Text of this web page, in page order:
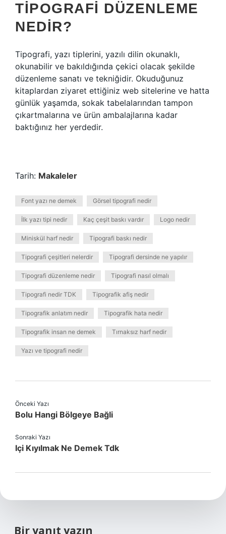
TIPOGRAFI DÜZENLEME
NEDIR?
Tipografi, yazı tiplerini, yazılı dilin okunaklı,
okunabilir ve bakıldığında çekici olacak şekilde
düzenleme sanatı ve tekniğidir. Okuduğunuz
kitaplardan ziyaret ettiğiniz web sitelerine ve hatta
günlük yaşamda, sokak tabelalarından tampon
çıkartmalarına ve ürün ambalajlarına kadar
baktığınız her yerdedir.
Tarih: Makaleler
Font yazı ne demek Görsel tipografi nedir
İlk yazı tipi nedir Kaç çeşit baskı vardır Logo nedir
Miniskül harf nedir Tipografi baskı nedir
Tipografi çeşitleri nelerdir Tipografi dersinde ne yapılır
Tipografi düzenleme nedir Tipografi nasıl olmalı
Tipografi nedir TDK Tipografik afiş nedir
Tipografik anlatım nedir Tipografik hata nedir
Tipografik insan ne demek Tırnaksız harf nedir
Yazı ve tipografi nedir
Önceki Yazı
Bolu Hangi Bölgeye Bağli
Sonraki Yazı
Içi Kıyılmak Ne Demek Tdk
Bir yanıt yazın